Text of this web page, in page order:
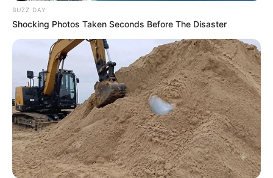
BUZZ DAY
Shocking Photos Taken Seconds Before The Disaster